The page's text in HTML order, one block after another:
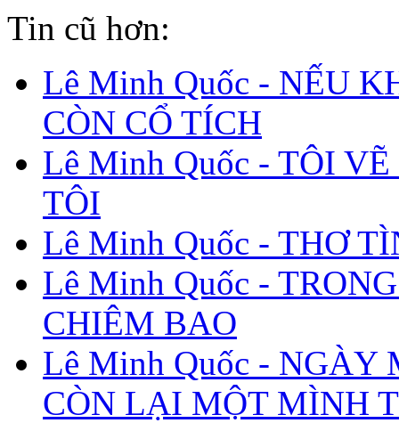
Tin cũ hơn:
Lê Minh Quốc - NẾU
CÒN CỔ TÍCH
Lê Minh Quốc - TÔI
TÔI
Lê Minh Quốc - THƠ
Lê Minh Quốc -
CHIÊM BAO
Lê Minh Quốc - NGÀY
CÒN LẠI MỘT MÌNH